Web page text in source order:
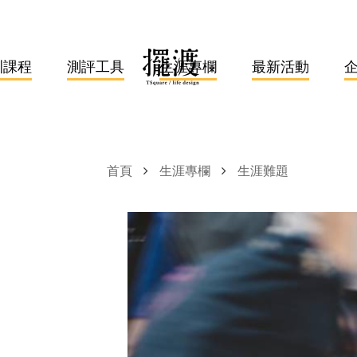
程 測評工具 生涯專欄 最新活動
首頁 生涯專欄 生涯難題